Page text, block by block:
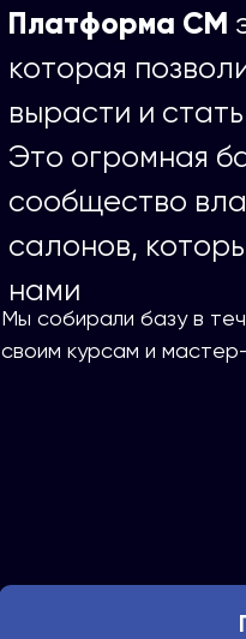
Платформа СМ
которая
вырасти и
Это огромная
сообщество
салонов,
нами
Мы собирали базу в
своим курсам и